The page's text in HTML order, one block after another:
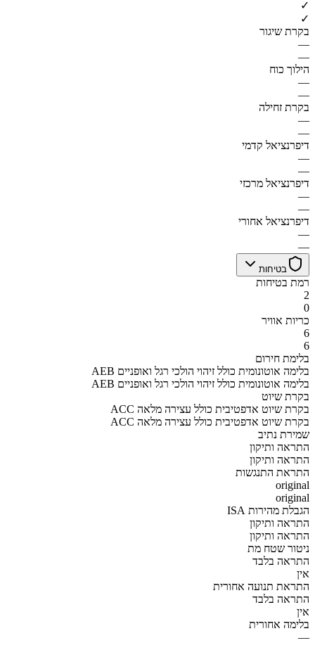
✓
✓
בקרת שיגור
—
—
הילוך כוח
—
—
בקרת זחילה
—
—
דיפרנציאל קדמי
—
—
דיפרנציאל מרכזי
—
—
דיפרנציאל אחורי
—
—
בטיחות
רמת בטיחות
2
0
כריות אוויר
6
6
בלימת חירום
AEB בלימה אוטונומית כולל זיהוי הולכי רגל ואופניים
AEB בלימה אוטונומית כולל זיהוי הולכי רגל ואופניים
בקרת שיוט
ACC בקרת שיוט אדפטיבית כולל עצירה מלאה
ACC בקרת שיוט אדפטיבית כולל עצירה מלאה
שמירת נתיב
התראה ותיקון
התראה ותיקון
התראת התנגשות
original
original
הגבלת מהירות ISA
התראה ותיקון
התראה ותיקון
ניטור שטח מת
התראה בלבד
אין
התראת תנועה אחורית
התראה בלבד
אין
בלימה אחורית
—